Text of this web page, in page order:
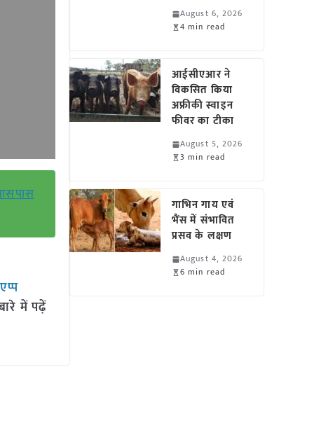
में पढ़ें
August 6, 2026
4 min read
आईसीएआर ने
विकसित किया
अफ्रीकी स्वाइन
फीवर का टीका
August 5, 2026
3 min read
गाभिन गाय एवं
भैंस में संभावित
प्रसव के लक्षण
August 4, 2026
6 min read